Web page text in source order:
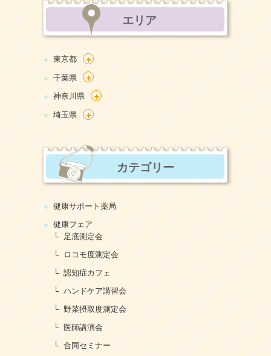
エリア
東京都 +
千葉県 +
神奈川県 +
埼玉県 +
カテゴリー
健康サポート薬局
健康フェア
足底測定会
ロコモ度測定会
認知症カフェ
ハンドケア講習会
野菜摂取度測定会
医師講演会
合同セミナー